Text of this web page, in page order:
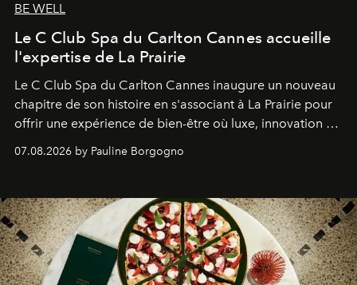
BE WELL
Le C Club Spa du Carlton Cannes accueille
l'expertise de La Prairie
Le C Club Spa du Carlton Cannes inaugure un nouveau
chapitre de son histoire en s'associant à La Prairie pour
offrir une expérience de bien-être où luxe, innovation et
expertise se rencontrent.
07.08.2026 by Pauline Borgogno